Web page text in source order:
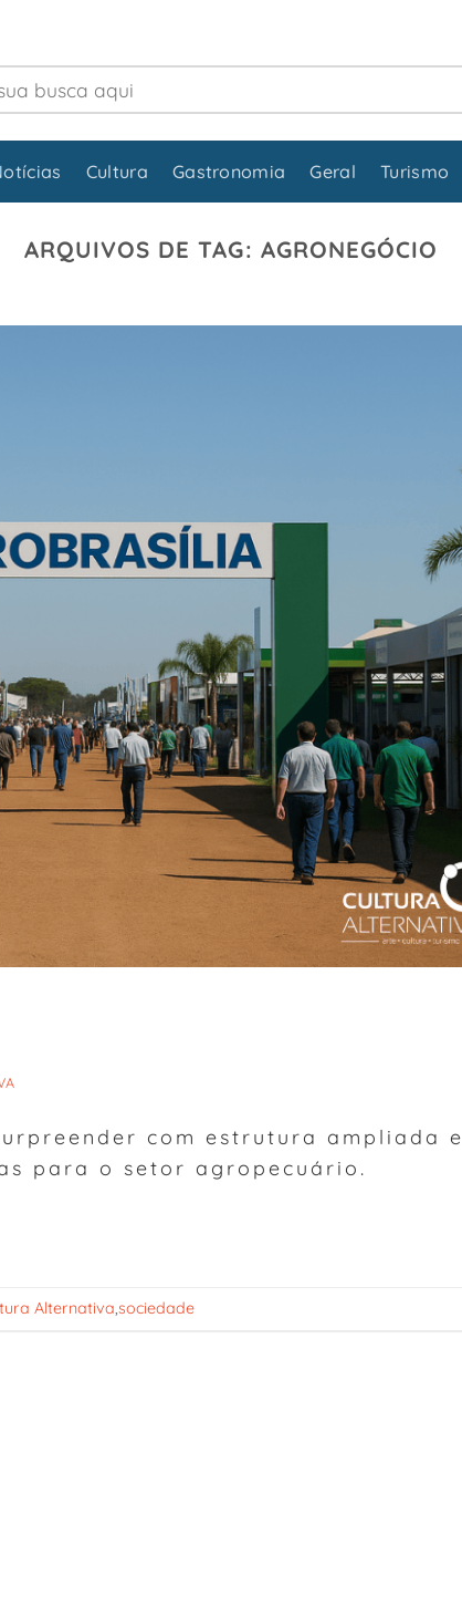
Cultura Gastronomia Geral Turismo
ARQUIVOS DE TAG: AGRONEGÓCIO
com estrutura ampliada e
para o setor agropecuário.
Alternativa,sociedade